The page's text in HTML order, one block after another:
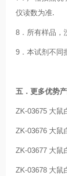
仪读数为准.
8．所有样品，
9．本试剂不同
五 ．更多优势
ZK-03675 大鼠
ZK-03676 大鼠
ZK-03677 大鼠
ZK-03678 大鼠